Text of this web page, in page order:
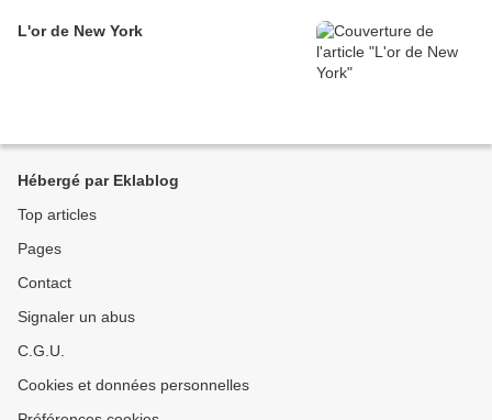
L'or de New York
Hébergé par Eklablog
Top articles
Pages
Contact
Signaler un abus
C.G.U.
Cookies et données personnelles